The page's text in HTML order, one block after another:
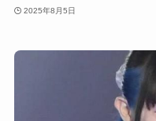
2025年8月5日